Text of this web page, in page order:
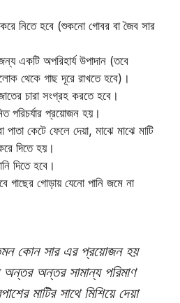
নিতে হবে (শুকনো গোবর বা জৈব সার
একটি অপরিহার্য উপাদান (তবে
থেকে গাছ দূরে রাখতে হবে)।
চারা সংগ্রহ করতে হবে।
পরিচর্যার প্রয়োজন হয়।
পাতা কেটে ফেলে দেয়া, মাঝে মাঝে মাটি
দিতে হয়।
দিতে হবে।
গাছের গোড়ায় যেনো পানি জমে না
কোন সার এর প্রয়োজন‌ হয়
অন্তর সামান্য পরিমাণ
মাটির সাথে মিশিয়ে দেয়া